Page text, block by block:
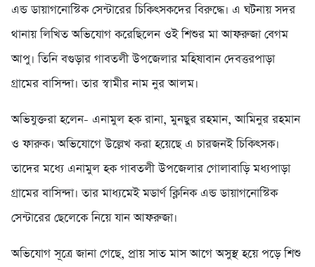
এন্ড ডায়াগনোস্টিক সেন্টারের চিকিৎসকদের বিরুদ্ধে। এ ঘটনায় সদর
থানায় লিখিত অভিযোগ করেছিলেন ওই শিশুর মা আফরুজা বেগম
আপু। তিনি বগুড়ার গাবতলী উপজেলার মহিষাবান দেবত্তরপাড়া
গ্রামের বাসিন্দা। তার স্বামীর নাম নুর আলম।
অভিযুক্তরা হলেন- এনামুল হক রানা, মুনছুর রহমান, আমিনুর রহমান
ও ফারুক। অভিযোগে উল্লেখ করা হয়েছে এ চারজনই চিকিৎসক।
তাদের মধ্যে এনামুল হক গাবতলী উপজেলার গোলাবাড়ি মধ্যপাড়া
গ্রামের বাসিন্দা। তার মাধ্যমেই মডার্ণ ক্লিনিক এন্ড ডায়াগনোস্টিক
সেন্টারের ছেলেকে নিয়ে যান আফরুজা।
অভিযোগ সূত্রে জানা গেছে, প্রায় সাত মাস আগে অসুস্থ হয়ে পড়ে শিশু